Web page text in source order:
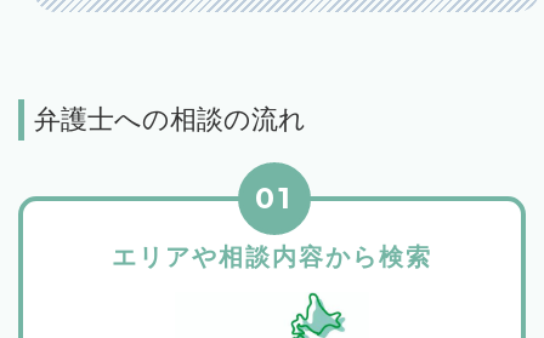
弁護士への相談の流れ
エリアや相談内容から検索
01